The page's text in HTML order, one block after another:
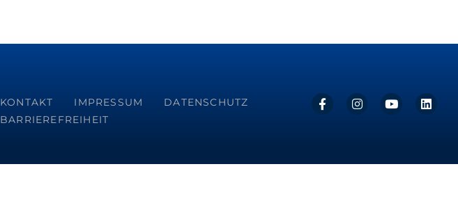
KONTAKT IMPRESSUM
DATENSCHUTZ
BARRIEREFREIHEIT